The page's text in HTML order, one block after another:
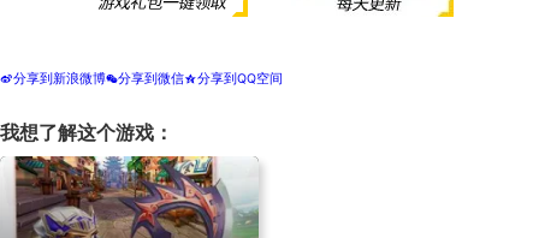
t分享到新浪微博w分享到微信z分享到QQ空间
我想了解这个游戏：